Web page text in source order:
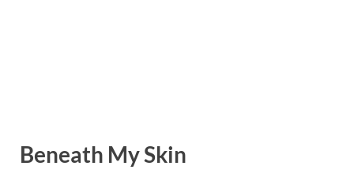
Beneath My Skin